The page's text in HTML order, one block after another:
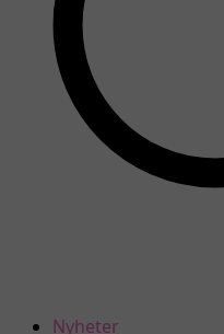
Nyheter